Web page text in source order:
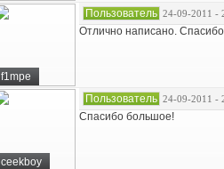
f1mpe
Пользователь 24-09-2011 -
Отлично написано.
ceekboy
Пользователь 24-09-2011 -
Спасибо большое!